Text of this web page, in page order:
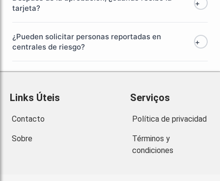
tarjeta?
+
¿Pueden solicitar personas reportadas en
centrales de riesgo?
+
Links Úteis
Contacto
Sobre
Serviços
Política de privacidad
Términos y
condiciones